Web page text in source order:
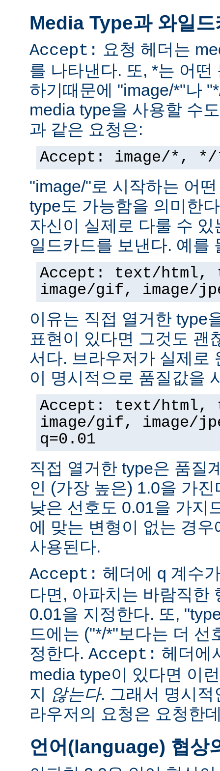
Media Type과 와일드
Accept: 요청 헤더는
를 나타낸다. 또, *는 어
하기때문에 "image/*"나
media type을 사용할 수
과 같은 요청은:
Accept: image/*,
"image/"로 시작하는 어
type도 가능함을 의미한
자신이 실제로 다룰 수
일드카드를 보낸다. 예를
Accept: text/
image/gif, image/
이유는 직접 열거한 type
표현이 있다면 그것도 괜
서다. 브라우저가 실제로
이 명시적으로 품질값을
Accept: text/
image/gif, image/
q=0.01
직접 열거한 type은 품질
인 (가장 높은) 1.0을 가
낮은 선호도 0.01을 가지
에 맞는 변형이 없는 경
사용된다.
Accept: 헤더에 q 계수
다면, 아파치는 바람직한
0.01을 지정한다. 또,
드에는 ("*/*"보다는 더 선
정한다. Accept: 헤더에
media type이 있다면 이
지
않는다. 그래서 명시
라우저의 요청은 요청한
언어(language) 협상